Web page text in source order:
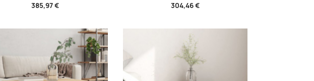
385,97 € 304,46 €